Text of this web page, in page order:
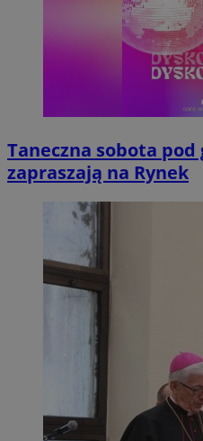
Taneczna sobota pod
zapraszają na Rynek